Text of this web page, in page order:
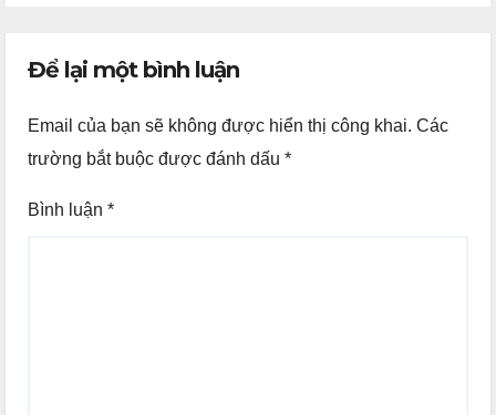
Để lại một bình luận
Email của bạn sẽ không được hiển thị công khai. Các
trường bắt buộc được đánh dấu *
Bình luận *